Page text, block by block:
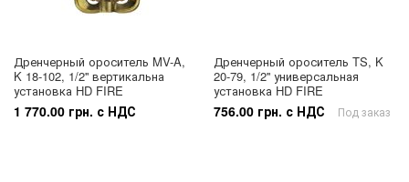
Дренчерный ороситель MV-A,
K 18-102, 1/2'' вертикальна
установка HD FIRE
1 770.00 грн. с НДС
Дренчерный ороситель TS, K
20-79, 1/2'' универсальная
установка HD FIRE
756.00 грн. с НДС Под заказ